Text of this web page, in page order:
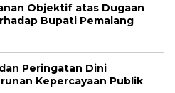
Objektif atas Dugaan
Bupati Pemalang
Peringatan Dini
Kepercayaan Publik